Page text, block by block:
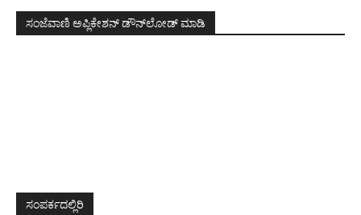
ಸಂಜೆವಾಣಿ ಅಪ್ಲಿಕೇಶನ್ ಡೌನ್‌ಲೋಡ್ ಮಾಡಿ
ಸಂಪರ್ಕದಲ್ಲಿರಿ